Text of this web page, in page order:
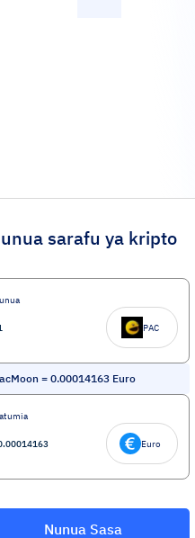
sarafu ya kripto
PAC
= 0.00014163 Euro
Euro
Nunua Sasa